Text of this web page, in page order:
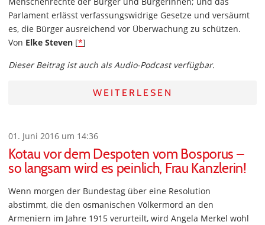
Parlament erlässt verfassungswidrige Gesetze und versäumt
es, die Bürger ausreichend vor Überwachung zu schützen.
Von Elke Steven [*]
Dieser Beitrag ist auch als Audio-Podcast verfügbar.
WEITERLESEN
01. Juni 2016 um 14:36
Kotau vor dem Despoten vom Bosporus –
so langsam wird es peinlich, Frau Kanzlerin!
Wenn morgen der Bundestag über eine Resolution
abstimmt, die den osmanischen Völkermord an den
Armeniern im Jahre 1915 verurteilt, wird Angela Merkel wohl